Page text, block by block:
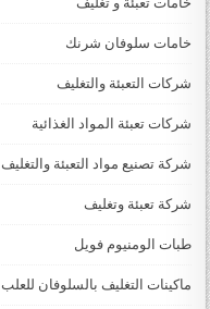
خامات سلوفان شرنك
شركات التعبئة والتغليف
شركات تعبئة المواد الغذائية
شركة تصنيع مواد التعبئة والتغليف
شركة تعبئة وتغليف
طبات الومنيوم فويل
ماكينات التغليف بالسلوفان للعلب 3 دي